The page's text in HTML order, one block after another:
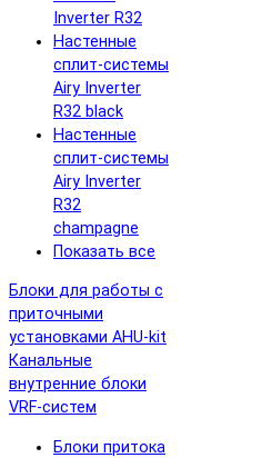
Inverter R32
Настенные
сплит-системы
Airy Inverter
R32 black
Настенные
сплит-системы
Airy Inverter
R32
champagne
Показать все
Блоки для работы с
приточными
установками AHU-kit
Канальные
внутренние блоки
VRF-систем
Блоки притока